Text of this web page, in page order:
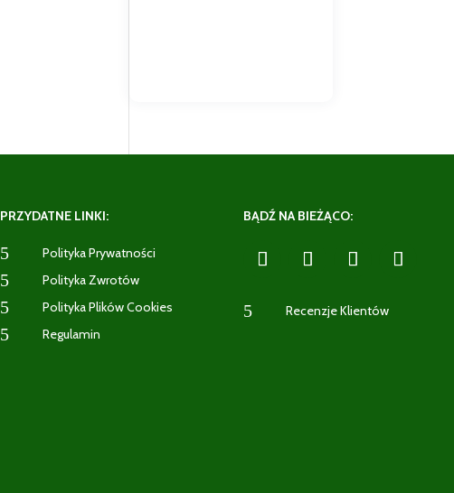
PRZYDATNE LINKI:
5 Polityka Prywatności
5 Polityka Zwrotów
5 Polityka Plików Cookies
5 Regulamin
BĄDŹ NA BIEŻĄCO:
5 Recenzje Klientów